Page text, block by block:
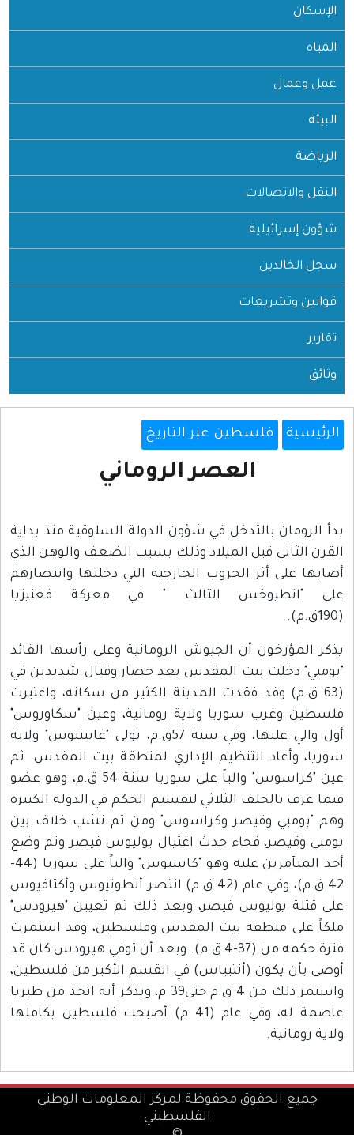
الإسكان
المياه
عمل وعمال
البيئة
الرياضة
النقل والاتصالات
شؤون إسرائيلية
سجل الخالدين
قوانين وتشريعات
تقارير
وثائق
الرئيسية فلسطين عبر التاريخ
العصر الروماني
بدأ الرومان بالتدخل في شؤون الدولة السلوقية منذ بداية
القرن الثاني قبل الميلاد وذلك بسبب الضعف والوهن الذي
أصابها على أثر الحروب الخارجية التي دخلتها وانتصارهم
على "انطيوخس الثالث " في معركة فغنيزيا
(190ق.م).
يذكر المؤرخون أن الجيوش الرومانية وعلى رأسها القائد
"بومبي" دخلت بيت المقدس بعد حصار وقتال شديدين في
(63 ق.م) وقد فقدت المدينة الكثير من سكانه، واعتبرت
فلسطين وغرب سوريا ولاية رومانية، وعين "سكاوروس"
أول والي عليها، وفي سنة 57ق.م، تولى "غابينيوس" ولاية
سوريا، وأعاد التنظيم الإداري لمنطقة بيت المقدس. ثم
عين "كراسوس" والياً على سوريا سنة 54 ق.م، وهو عضو
فيما عرف بالحلف الثلاثي لتقسيم الحكم في الدولة الكبيرة
وهم "بومبي وقيصر وكراسوس" ومن ثم نشب خلاف بين
بومبي وقيصر، فجاء حدث اغتيال يوليوس قيصر وتم وضع
أحد المتآمرين عليه وهو "كاسيوس" والياً على سوريا (44-
42 ق.م)، وفي عام (42 ق.م) انتصر أنطونيوس وأكتافيوس
على قتلة يوليوس قيصر، وبعد ذلك تم تعيين "هيرودس"
ملكاً على منطقة بيت المقدس وفلسطين، وقد استمرت
فترة حكمه من (37-4 ق.م). وبعد أن توفي هيرودس كان قد
أوصى بأن يكون (أنتبياس) في القسم الأكبر من فلسطين،
واستمر ذلك من 4 ق.م حتى39 م، ويذكر أنه اتخذ من طبريا
عاصمة له، وفي عام (41 م) أصبحت فلسطين بكاملها
ولاية رومانية.
جميع الحقوق محفوظة لمركز المعلومات الوطني
الفلسطيني